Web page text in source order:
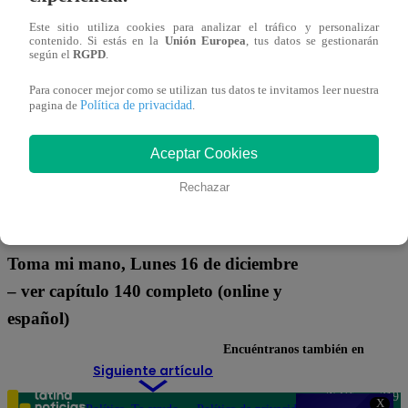
X
TOMA MI MANO a las 18:06
Ksalazar@latina.pe
Compartir
Toma mi mano, Lunes 16 de diciembre
– ver capítulo 140 completo (online y
español)
Siguiente artículo
Este sitio utiliza cookies para analizar el tráfico y personalizar
contenido. Si estás en la Unión Europea , tus datos se gestionarán
según el RGPD
Para conocer mejor como se utilizan tus datos te invitamos leer nuestra
pagina de Política de privacidad
Aceptar Cookies
Rechazar
Encuéntranos también en
Teléfono: 219